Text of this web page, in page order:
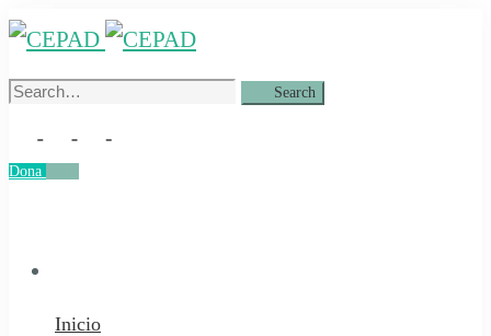
Search
Search
Dona
Inicio